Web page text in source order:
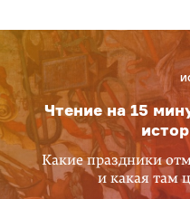
Чтение на 15
Какие праздники
и какая там